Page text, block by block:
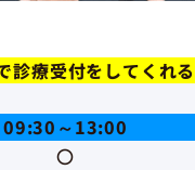
診療受付をしてくれる
09:30～13:00
〇